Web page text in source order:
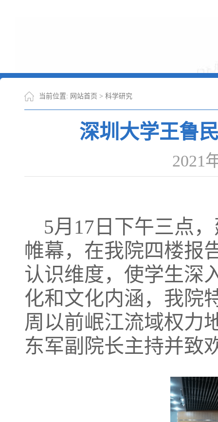
当前位置: 网站首页 > 科学研究
深圳大学王鲁
2021
5月17日下午三点
帷幕， 在我院四楼报
认识维度，使学生深
化和文化内涵，我院
周以前岷江流域权力
东军副院长主持并致